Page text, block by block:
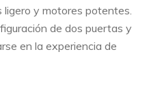
ligero y motores potentes.
de dos puertas y
en la experiencia de